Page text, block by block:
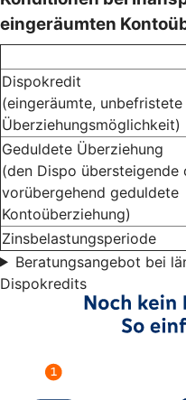
eingeräumten
Dispokredit
(eingeräumte, unbefristete
Überziehungsmöglichkeit)
Geduldete Überziehung
(den Dispo übersteigende
vorübergehend geduldete
Kontoüberziehung)
Zinsbelastungsperiode
Beratungsangebot bei
Dispokredits